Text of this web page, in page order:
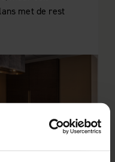
met de rest